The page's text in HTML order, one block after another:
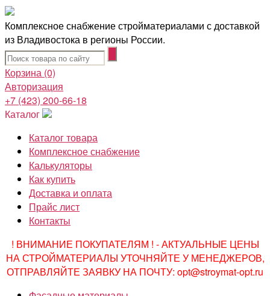
Комплексное снабжение стройматериалами с доставкой
из Владивостока в регионы России.
Корзина (0)
Авторизация
+7 (423) 200-66-18
Каталог
Каталог товара
Комплексное снабжение
Калькуляторы
Как купить
Доставка и оплата
Прайс лист
Контакты
! ВНИМАНИЕ ПОКУПАТЕЛЯМ ! - АКТУАЛЬНЫЕ ЦЕНЫ
НА СТРОЙМАТЕРИАЛЫ УТОЧНЯЙТЕ У МЕНЕДЖЕРОВ,
ОТПРАВЛЯЙТЕ ЗАЯВКУ НА ПОЧТУ: opt@stroymat-opt.ru